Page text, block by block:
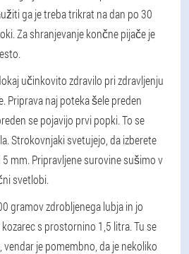
ga je treba trikrat na dan po 30
Za shranjevanje končne pijače je
učinkovito zdravilo pri zdravljenju
Priprava naj poteka šele preden
se pojavijo prvi popki. To se
Strokovnjaki svetujejo, da izberete
mm. Pripravljene surovine sušimo v
svetlobi.
gramov zdrobljenega lubja in jo
s prostornino 1,5 litra. Tu se
je pomembno, da je nekoliko